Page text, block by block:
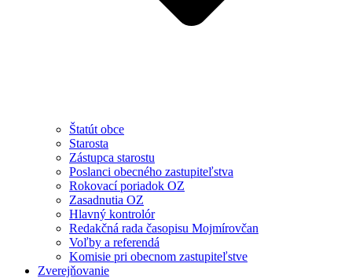
Štatút obce
Starosta
Zástupca starostu
Poslanci obecného zastupiteľstva
Rokovací poriadok OZ
Zasadnutia OZ
Hlavný kontrolór
Redakčná rada časopisu Mojmírovčan
Voľby a referendá
Komisie pri obecnom zastupiteľstve
Zverejňovanie